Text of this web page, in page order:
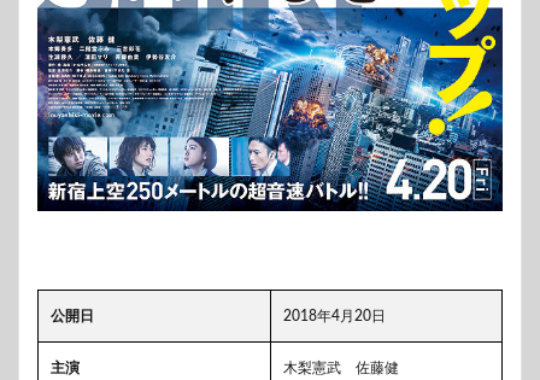
公開日 2018年4月20日
主演 木梨憲武 佐藤健